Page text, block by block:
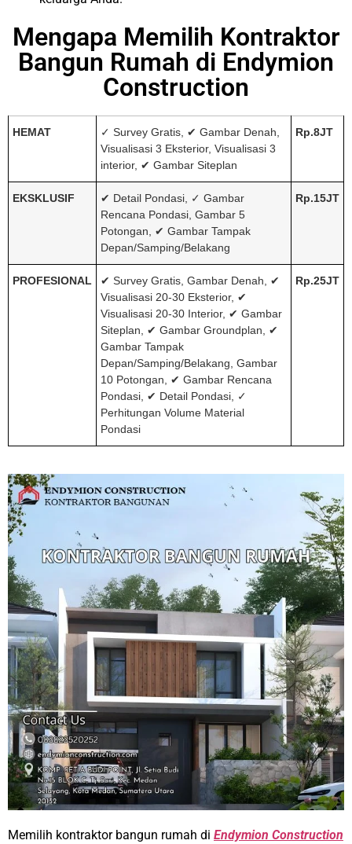
Mengapa Memilih Kontraktor
Bangun Rumah di Endymion
Construction
HEMAT
✓ Survey Gratis, ✔ Gambar Denah,
Visualisasi 3 Eksterior, Visualisasi 3
interior, ✔ Gambar Siteplan
Rp.8JT
EKSKLUSIF
✔ Detail Pondasi, ✓ Gambar
Rencana Pondasi, Gambar 5
Potongan, ✔ Gambar Tampak
Depan/Samping/Belakang
Rp.15JT
PROFESIONAL
✔ Survey Gratis, Gambar Denah, ✔
Visualisasi 20-30 Eksterior, ✔
Visualisasi 20-30 Interior, ✔ Gambar
Siteplan, ✔ Gambar Groundplan, ✔
Gambar Tampak
Depan/Samping/Belakang, Gambar
10 Potongan, ✔ Gambar Rencana
Pondasi, ✔ Detail Pondasi, ✓
Perhitungan Volume Material
Pondasi
Rp.25JT
Memilih kontraktor bangun rumah di Endymion Construction